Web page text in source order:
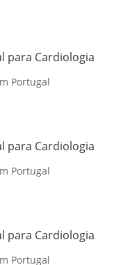
para Cardiologia
Portugal
para Cardiologia
Portugal
para Cardiologia
Portugal